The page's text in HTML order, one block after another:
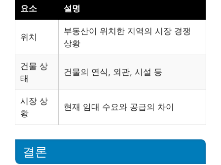
요소 설명
위치
부동산이 위치한 지역의 시장 경쟁
상황
건물 상
태
건물의 연식, 외관, 시설 등
시장 상
황
현재 임대 수요와 공급의 차이
결론